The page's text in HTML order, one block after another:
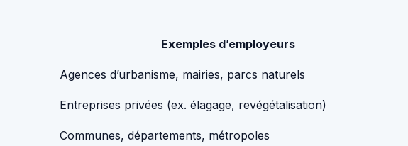
Exemples d’employeurs
Agences d’urbanisme, mairies, parcs naturels
Entreprises privées (ex. élagage, revégétalisation)
Communes, départements, métropoles